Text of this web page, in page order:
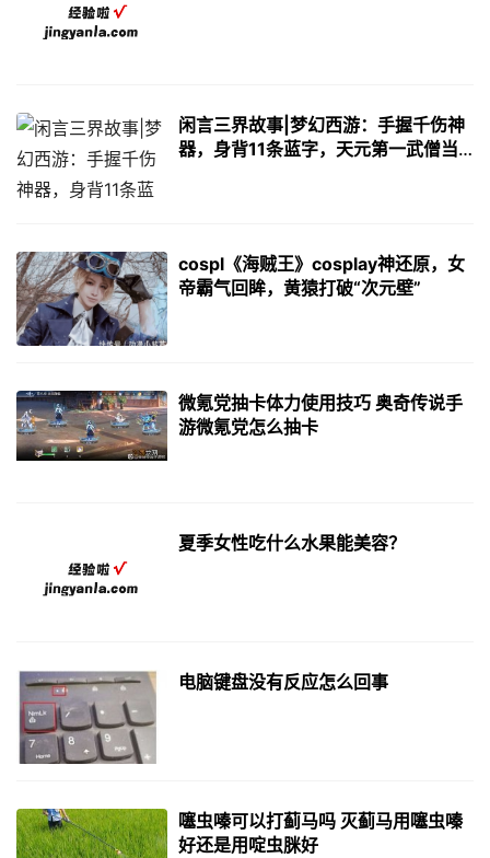
闲言三界故事|梦幻西游：手握千伤神
器，身背11条蓝字，天元第一武僧当
cospl《海贼王》cosplay神还原，女
帝霸气回眸，黄猿打破“次元壁”
微氪党抽卡体力使用技巧 奥奇传说手
游微氪党怎么抽卡
夏季女性吃什么水果能美容？
电脑键盘没有反应怎么回事
噻虫嗪可以打蓟马吗 灭蓟马用噻虫嗪
好还是用啶虫脒好